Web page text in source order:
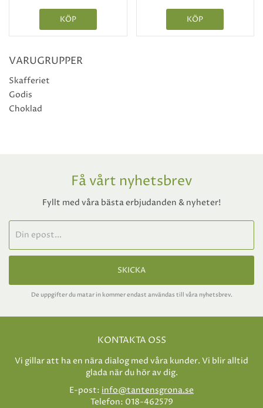
KÖP KÖP
VARUGRUPPER
Skafferiet
Godis
Choklad
Få vårt nyhetsbrev
Fyllt med våra bästa erbjudanden & nyheter!
SKICKA
De uppgifter du matar in kommer endast användas till våra nyhetsbrev.
KONTAKTA OSS
Vi gillar att ha en nära dialog med våra kunder. Vi blir alltid
glada när du hör av dig.
E-post: info@tantensgrona.se
Telefon: 018-462579